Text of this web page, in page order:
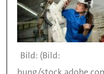
(Bild: